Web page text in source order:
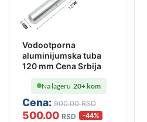
Vodootporna
aluminijumska tuba
120 mm Cena Srbija
Cena: 900.00 RSD
500.00 RSD -44%
Na lageru 20+ kom